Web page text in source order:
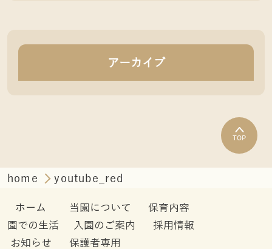
アーカイブ
TOP
home youtube_red
ホーム 当園について
保育内容
園での生活
入園のご案内
採用情報
お知らせ
保護者専用